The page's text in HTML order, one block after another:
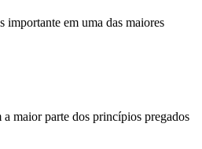
importante em uma das maiores
maior parte dos princípios pregados